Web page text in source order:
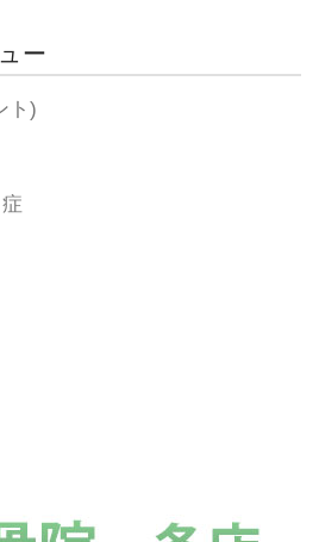
ー
ト)